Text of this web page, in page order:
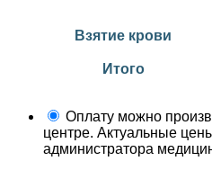
Взятие крови
Итого
Оплату можно
центре. Актуальные
администратора